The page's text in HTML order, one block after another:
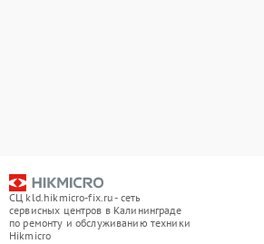
СЦ kld.hikmicro-fix.ru - сеть
сервисных центров в Калининграде
по ремонту и обслуживанию техники
Hikmicro